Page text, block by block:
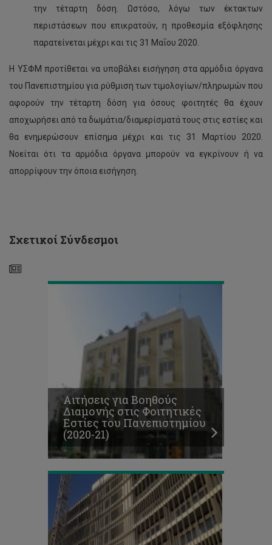
την τέταρτη δόση. Ωστόσο, λόγω των έκτακτων
περιστάσεων που επικρατούν, η προθεσμία εξόφλησης
παρατείνεται μέχρι και τις 31 Μαΐου 2020.
Η ΥΣΦΜ προτίθεται να υποβάλει εισήγηση στα αρμόδια όργανα
του Πανεπιστημίου για ρύθμιση των τιμολογίων/πληρωμών που
αφορούν την τέταρτη δόση για όσους φοιτητές θα έχουν
αποχωρήσει από τα δωμάτια/διαμερίσματά τους στις εστίες και
θα ενημερώσουν επίσημα μέχρι και τις 31 Μαρτίου 2020.
Νοείται ότι τα αρμόδια όργανα μπορούν να εγκρίνουν ή να
απορρίψουν την όποια εισήγηση.
Σχετικοί Σύνδεσμοι
Αιτήσεις
για
Βοηθούς
Διαμονής
Πανεπιστημίου
(2020-
Αιτήσεις για Βοηθούς
Διαμονής στις Φοιτητικές
Εστίες του Πανεπιστημίου
(2020-21)
Παράδοση
διαμερισμάτων
στο
κτίριο
ΑΠΟΛΛΩΝΙΑ